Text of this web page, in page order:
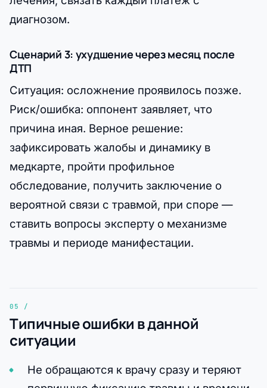
диагнозом.
Сценарий 3: ухудшение через месяц после
ДТП
Ситуация: осложнение проявилось позже.
Риск/ошибка: оппонент заявляет, что
причина иная. Верное решение:
зафиксировать жалобы и динамику в
медкарте, пройти профильное
обследование, получить заключение о
вероятной связи с травмой, при споре —
ставить вопросы эксперту о механизме
травмы и периоде манифестации.
Типичные ошибки в данной
ситуации
Не обращаются к врачу сразу и теряют